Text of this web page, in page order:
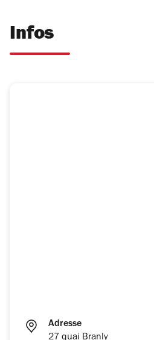
Infos
Adresse
27 quai Branly